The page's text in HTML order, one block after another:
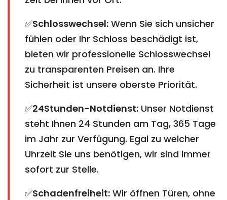
✅Schlosswechsel: Wenn Sie sich unsicher
fühlen oder Ihr Schloss beschädigt ist,
bieten wir professionelle Schlosswechsel
zu transparenten Preisen an. Ihre
Sicherheit ist unsere oberste Priorität.
✅24Stunden-Notdienst: Unser Notdienst
steht Ihnen 24 Stunden am Tag, 365 Tage
im Jahr zur Verfügung. Egal zu welcher
Uhrzeit Sie uns benötigen, wir sind immer
sofort zur Stelle.
✅Schadenfreiheit: Wir öffnen Türen, ohne